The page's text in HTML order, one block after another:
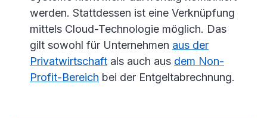
werden. Stattdessen ist eine Verknüpfung
mittels Cloud-Technologie möglich. Das
gilt sowohl für Unternehmen aus der
Privatwirtschaft als auch aus dem Non-
Profit-Bereich bei der Entgeltabrechnung.